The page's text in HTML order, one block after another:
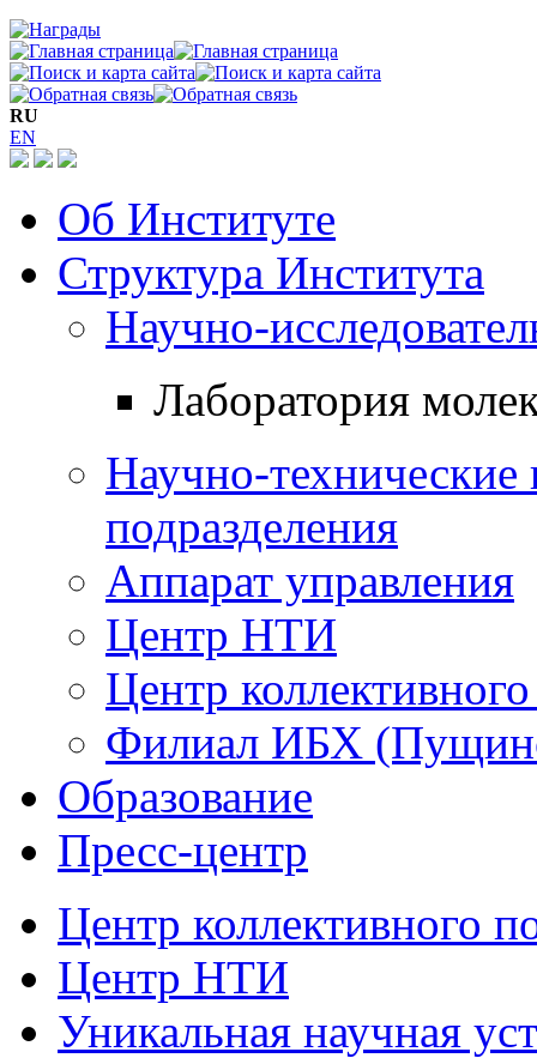
RU
EN
Об Институте
Структура Института
Научно-
Лаборатория
Научно-технические
подразделения
Аппарат управления
Центр НТИ
Центр
Филиал ИБХ
Образование
Пресс-центр
Центр коллективного
Центр НТИ
Уникальная научная